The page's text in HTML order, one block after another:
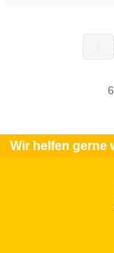
Wir helfen gerne